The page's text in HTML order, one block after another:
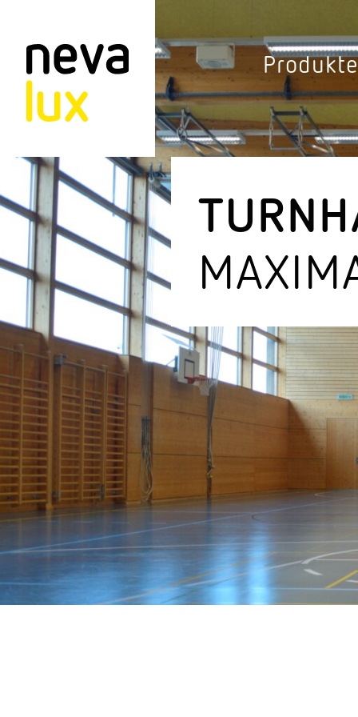
Produkte
Connected
Aussen­leuchten
Pendel­leuchten
Sensorik
Wand­leuchten